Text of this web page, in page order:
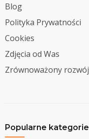
Blog
Polityka Prywatności
Cookies
Zdjęcia od Was
Zrównoważony rozwój
Popularne kategorie